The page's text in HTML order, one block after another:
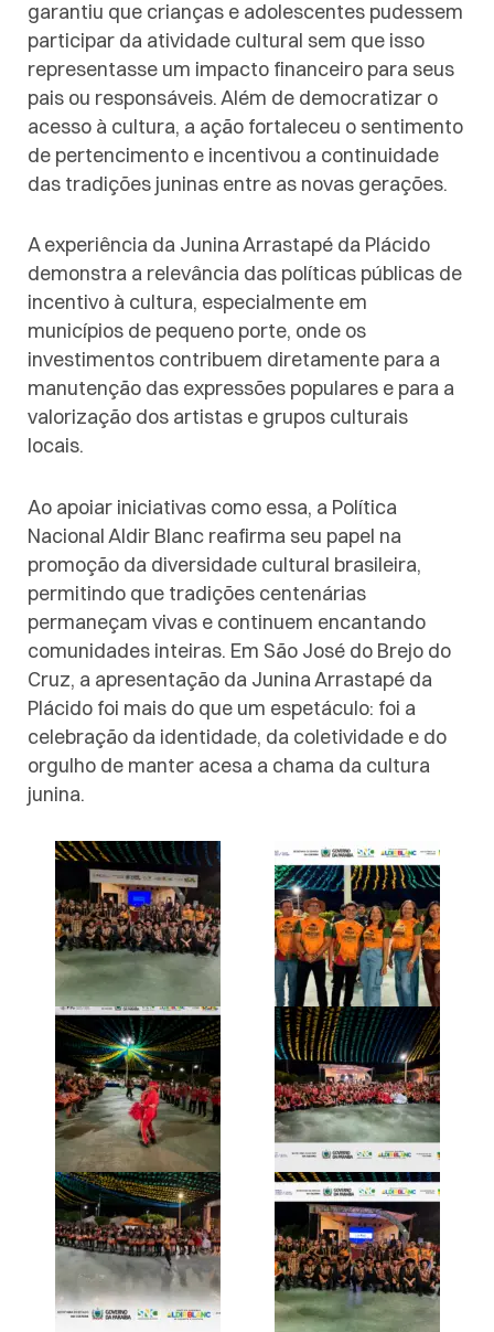
garantiu que crianças e adolescentes pudessem
participar da atividade cultural sem que isso
representasse um impacto financeiro para seus
pais ou responsáveis. Além de democratizar o
acesso à cultura, a ação fortaleceu o sentimento
de pertencimento e incentivou a continuidade
das tradições juninas entre as novas gerações.
A experiência da Junina Arrastapé da Plácido
demonstra a relevância das políticas públicas de
incentivo à cultura, especialmente em
municípios de pequeno porte, onde os
investimentos contribuem diretamente para a
manutenção das expressões populares e para a
valorização dos artistas e grupos culturais
locais.
Ao apoiar iniciativas como essa, a Política
Nacional Aldir Blanc reafirma seu papel na
promoção da diversidade cultural brasileira,
permitindo que tradições centenárias
permaneçam vivas e continuem encantando
comunidades inteiras. Em São José do Brejo do
Cruz, a apresentação da Junina Arrastapé da
Plácido foi mais do que um espetáculo: foi a
celebração da identidade, da coletividade e do
orgulho de manter acesa a chama da cultura
junina.